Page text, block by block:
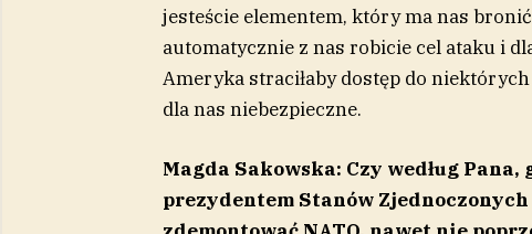
jesteście elementem, który ma nas
automatycznie z nas robicie cel ataku i
Ameryka straciłaby dostęp do
dla nas niebezpieczne.
Magda Sakowska: Czy według
prezydentem Stanów